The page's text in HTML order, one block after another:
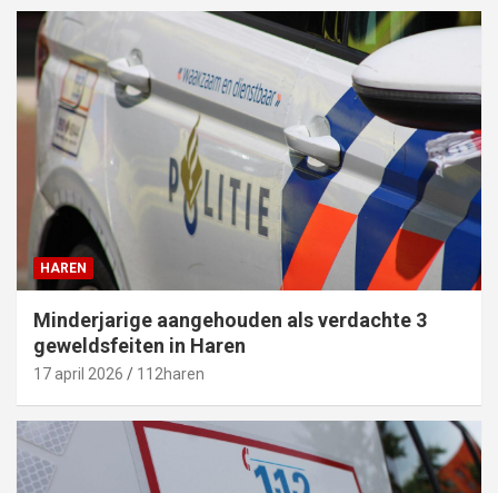
HAREN
Minderjarige aangehouden als verdachte 3
geweldsfeiten in Haren
17 april 2026 112haren